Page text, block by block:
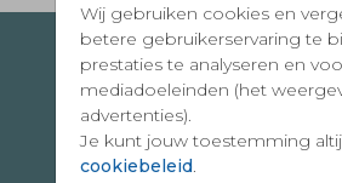
Wij gebruiken cookies en
betere gebruikerservaring te
prestaties te analyseren en
mediadoeleinden (het
advertenties).
Je kunt jouw toestemming
cookiebeleid